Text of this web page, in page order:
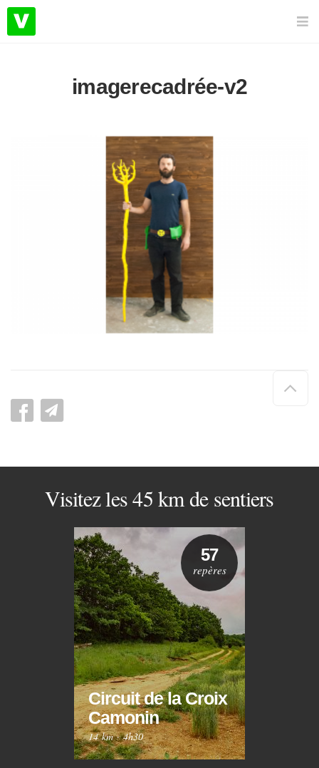
imagerecadrée-v2
de
Visitez les 45 km de sentiers
Circuit de la Croix
Camonin
14 km·4h30
57
repères